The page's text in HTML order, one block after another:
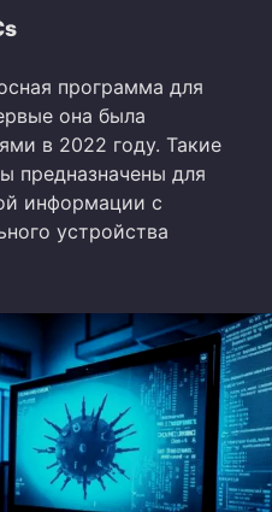
программа для
она была
в 2022 году. Такие
предназначены для
информации с
устройства